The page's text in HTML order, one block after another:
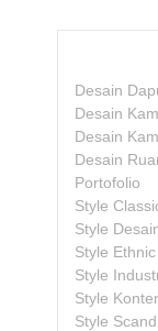
Desain
Desain
Desain
Desain
Portofolio
Style
Style
Style Ethnic
Style
Style
Style